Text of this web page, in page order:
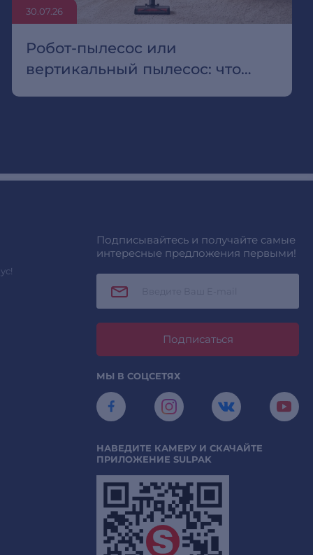
30.07.26
Робот-пылесос или
вертикальный пылесос: что
Подписывайтесь и получайте самые
интересные предложения первыми!
Подписаться
МЫ В СОЦСЕТЯХ
НАВЕДИТЕ КАМЕРУ И СКАЧАЙТЕ
ПРИЛОЖЕНИЕ SULPAK